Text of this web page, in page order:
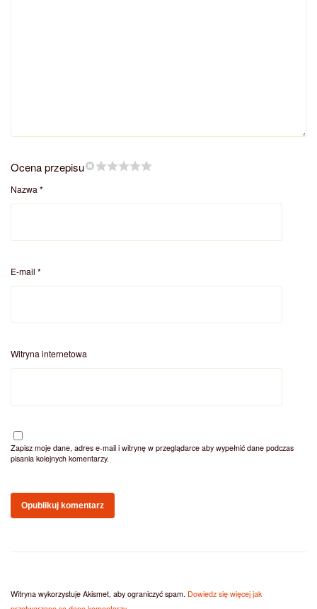
Ocena przepisu
Nazwa *
E-mail *
Witryna internetowa
Zapisz moje dane, adres e-mail i witrynę w przeglądarce aby wypełnić dane podczas
pisania kolejnych komentarzy.
Witryna wykorzystuje Akismet, aby ograniczyć spam. Dowiedz się więcej jak